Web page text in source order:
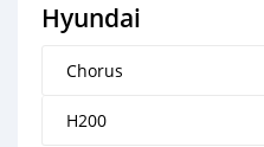
Hyundai
Chorus
H200